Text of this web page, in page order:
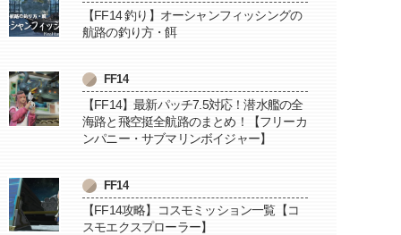
【FF14 釣り】オーシャンフィッシングの
航路の釣り方・餌
FF14
【FF14】最新パッチ7.5対応！潜水艦の全
海路と飛空挺全航路のまとめ！【フリーカ
ンパニー・サブマリンボイジャー】
FF14
【FF14攻略】コスモミッション一覧【コ
スモエクスプローラー】